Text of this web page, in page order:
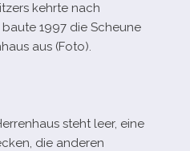
kehrte nach
1997 die Scheune
aus (Foto).
steht leer, eine
die ande­ren